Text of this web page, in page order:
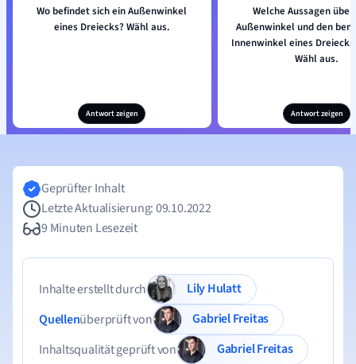
Wo befindet sich ein Außenwinkel
eines Dreiecks? Wähl aus.
Antwort zeigen
Welche Aussagen
Außenwinkel und den
Innenwinkel eines
Wähl aus.
Antwort zeigen
Geprüfter Inhalt
Letzte Aktualisierung: 09.10.2022
9 Minuten Lesezeit
Inhalte erstellt durch
Lily Hulatt
Quellenüberprüft von
Gabriel Freitas
Inhaltsqualität geprüft von
Gabriel Freitas